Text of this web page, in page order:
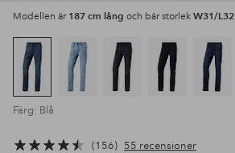
Modellen är 187 cm lång och bär storlek W31/L32
Färg: Blå
156 55 recensioner